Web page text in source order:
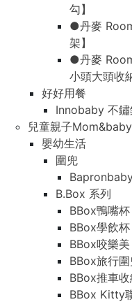
勾】
●丹麥
架】
●丹麥
小頭大頭收
好好用餐
Innobaby 不
兒童親子
嬰幼生活
圍兜
B.Box 系列
BBox鴨嘴杯
BBox學飲杯
BBox咬樂美
BBox旅行
BBox推車
BBox Kitty